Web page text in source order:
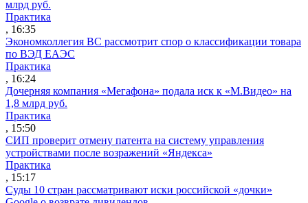
млрд руб.
Практика
, 16:35
Экономколлегия ВС рассмотрит спор о классификации товара
по ВЭД ЕАЭС
Практика
, 16:24
Дочерняя компания «Мегафона» подала иск к «М.Видео» на
1,8 млрд руб.
Практика
, 15:50
СИП проверит отмену патента на систему управления
устройствами после возражений «Яндекса»
Практика
, 15:17
Суды 10 стран рассматривают иски российской «дочки»